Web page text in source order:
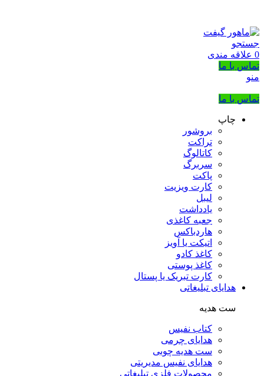
جستجو
0 علاقه مندی
تماس با ما
منو
تماس با ما
چاپ
بروشور
تراکت
کاتالوگ
سربرگ
پاکت
کارت ویزیت
لیبل
یادداشت
جعبه کاغذی
هاردباکس
اتیکت یا آویز
کاغذ کادو
کاغذ پوستی
کارت تبریک یا پستال
هدایای تبلیغاتی
ست هدیه
کتاب نفیس
هدایای چرمی
ست هدیه چوبی
هدایای نفیس مدیریتی
محصولات فلزی تبلیغاتی